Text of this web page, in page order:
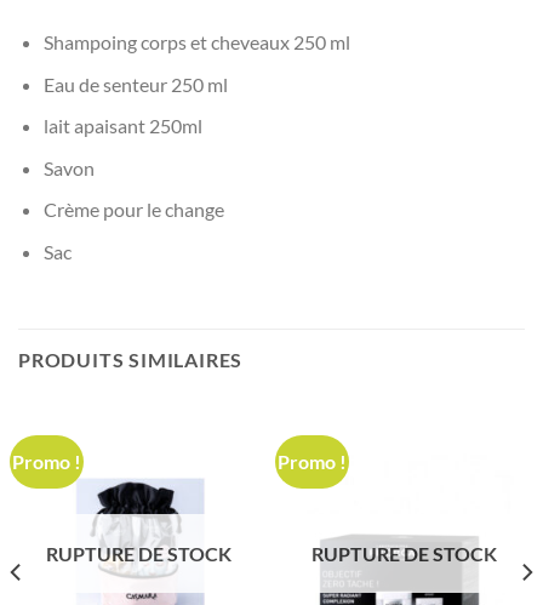
Shampoing corps et cheveaux 250 ml
Eau de senteur 250 ml
lait apaisant 250ml
Savon
Crème pour le change
Sac
PRODUITS SIMILAIRES
Promo !
RUPTURE DE STOCK
Promo !
RUPTURE DE STOCK